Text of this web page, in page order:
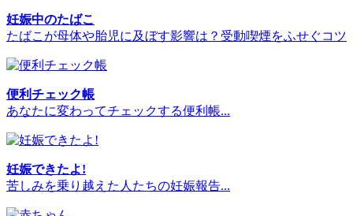
妊娠中のたばこ
たばこが母体や胎児に及ぼす影響は？受動喫煙をふせぐコツ
便利チェック帳
あなたに変わってチェックする便利帳...
妊娠できたよ!
苦しみを乗り越えた人たちの妊娠報告...